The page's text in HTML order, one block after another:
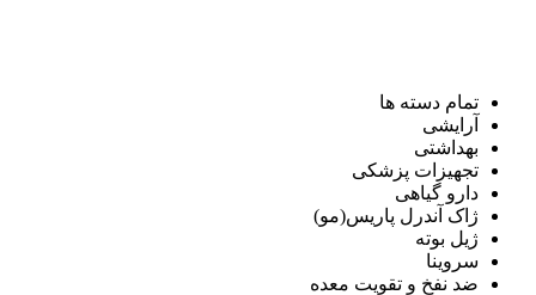
تمام دسته ها
آرایشی
بهداشتی
تجهیزات پزشکی
دارو گیاهی
ژاک آندرل پاریس(مو)
ژیل بوته
سروینا
ضد نفخ و تقویت معده